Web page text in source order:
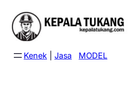
content
Kenek Jasa MODEL